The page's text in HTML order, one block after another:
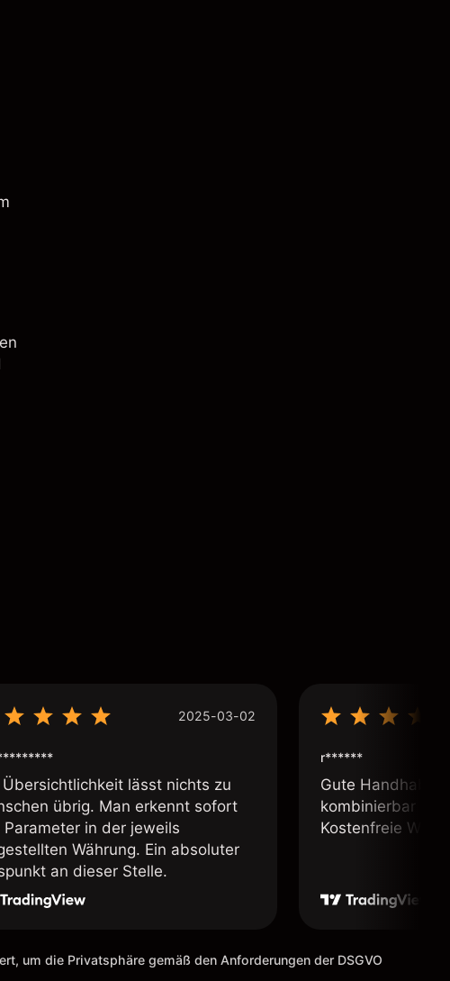
2025-03-02
Übersichtlichkeit lässt nichts zu
übrig. Man erkennt sofort
Parameter in der jeweils
Währung. Ein absoluter
an dieser Stelle.
r******
Gute
kombinierbar
Kostenfreie
um die Privatsphäre gemäß den Anforderungen der DSGVO